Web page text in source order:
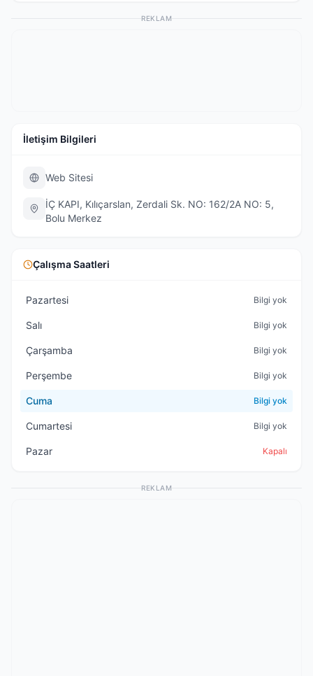
REKLAM
İletişim Bilgileri
Web Sitesi
İÇ KAPI, Kılıçarslan, Zerdali Sk. NO: 162/2A NO: 5,
Bolu Merkez
Çalışma Saatleri
Pazartesi Bilgi yok
Salı Bilgi yok
Çarşamba Bilgi yok
Perşembe Bilgi yok
Cuma Bilgi yok
Cumartesi Bilgi yok
Pazar Kapalı
REKLAM